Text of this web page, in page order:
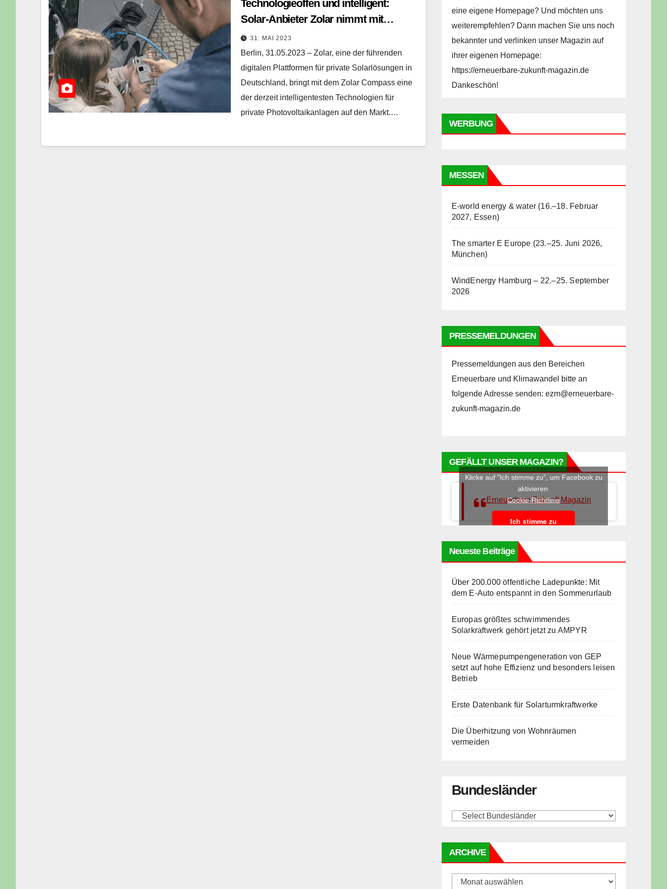
Technologieoffen und intelligent:
Solar-Anbieter Zolar nimmt mit
innovativer Zolar Compass Lösung
der privaten Energiewende die
Komplexität
31. MAI 2023
Berlin, 31.05.2023 – Zolar, eine der führenden
digitalen Plattformen für private Solarlösungen in
Deutschland, bringt mit dem Zolar Compass eine
der derzeit intelligentesten Technologien für
private Photovoltaikanlagen auf den Markt.…
eine eigene Homepage? Und möchten uns
weiterempfehlen? Dann machen Sie uns noch
bekannter und verlinken unser Magazin auf
ihrer eigenen Homepage:
https://erneuerbare-zukunft-magazin.de
Dankeschön!
WERBUNG
MESSEN
E-world energy & water (16.–18. Februar
2027, Essen)
The smarter E Europe (23.–25. Juni 2026,
München)
WindEnergy Hamburg – 22.–25. September
2026
PRESSEMELDUNGEN
Pressemeldungen aus den Bereichen
Erneuerbare und Klimawandel bitte an
folgende Adresse senden: ezm@erneuerbare-
zukunft-magazin.de
GEFÄLLT UNSER MAGAZIN?
Erneuerbare Zukunft Magazin
Klicke auf "Ich stimme zu", um Facebook zu
aktivieren
Cookie-Richtlinie
Ich stimme zu
Neueste Beiträge
Über 200.000 öffentliche Ladepunkte: Mit
dem E-Auto entspannt in den Sommerurlaub
Europas größtes schwimmendes
Solarkraftwerk gehört jetzt zu AMPYR
Neue Wärmepumpengeneration von GEP
setzt auf hohe Effizienz und besonders leisen
Betrieb
Erste Datenbank für Solarturmkraftwerke
Die Überhitzung von Wohnräumen
vermeiden
Bundesländer
ARCHIVE
Archive